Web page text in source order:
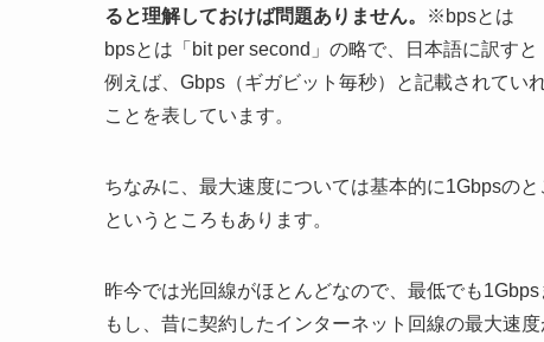
ると理解しておけば問題ありません。
※bpsとは
bpsとは「bit per second」の略で、日本語に訳す
例えば、Gbps（ギガビット毎秒）と記載されてい
ことを表しています。
ちなみに、最大速度については基本的に1Gbpsの
というところもあります。
昨今では光回線がほとんどなので、最低でも1Gbps
もし、昔に契約したインターネット回線の最大速